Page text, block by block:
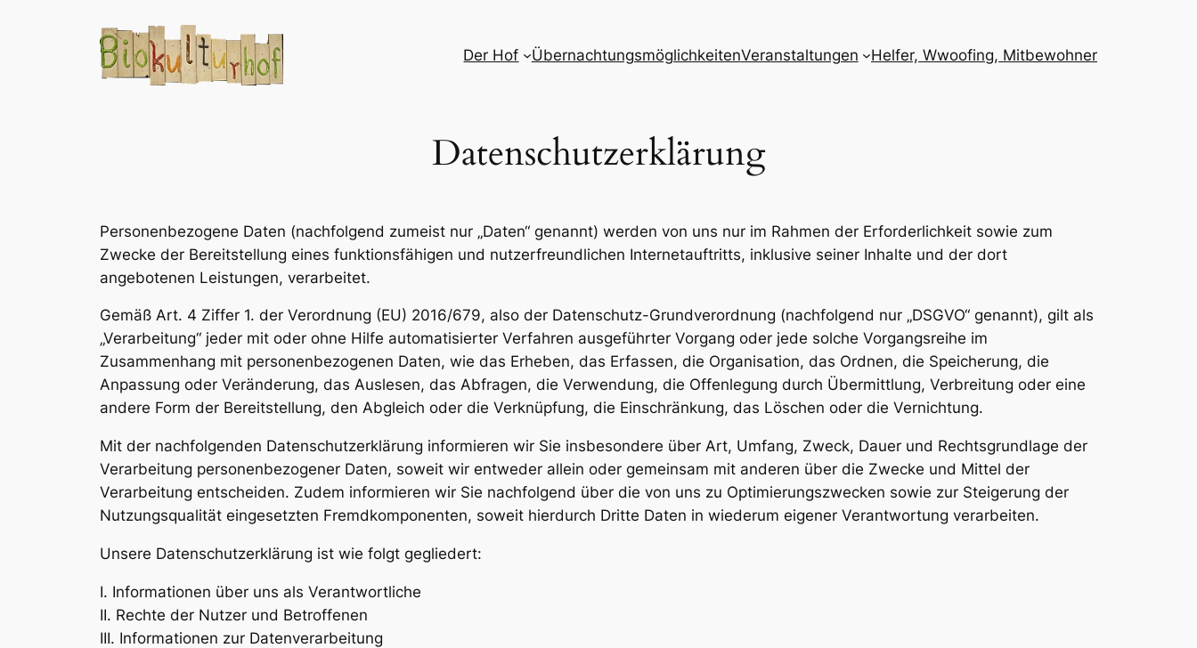
Der Hof ÜbernachtungsmöglichkeitenVeranstaltungen Helfer, Wwoofing, Mitbewohner
Datenschutzerklärung
Personenbezogene Daten (nachfolgend zumeist nur „Daten“ genannt) werden von uns nur im Rahmen der Erforderlichkeit sowie zum
Zwecke der Bereitstellung eines funktionsfähigen und nutzerfreundlichen Internetauftritts, inklusive seiner Inhalte und der dort
angebotenen Leistungen, verarbeitet.
Gemäß Art. 4 Ziffer 1. der Verordnung (EU) 2016/679, also der Datenschutz-Grundverordnung (nachfolgend nur „DSGVO“ genannt), gilt als
„Verarbeitung“ jeder mit oder ohne Hilfe automatisierter Verfahren ausgeführter Vorgang oder jede solche Vorgangsreihe im
Zusammenhang mit personenbezogenen Daten, wie das Erheben, das Erfassen, die Organisation, das Ordnen, die Speicherung, die
Anpassung oder Veränderung, das Auslesen, das Abfragen, die Verwendung, die Offenlegung durch Übermittlung, Verbreitung oder eine
andere Form der Bereitstellung, den Abgleich oder die Verknüpfung, die Einschränkung, das Löschen oder die Vernichtung.
Mit der nachfolgenden Datenschutzerklärung informieren wir Sie insbesondere über Art, Umfang, Zweck, Dauer und Rechtsgrundlage der
Verarbeitung personenbezogener Daten, soweit wir entweder allein oder gemeinsam mit anderen über die Zwecke und Mittel der
Verarbeitung entscheiden. Zudem informieren wir Sie nachfolgend über die von uns zu Optimierungszwecken sowie zur Steigerung der
Nutzungsqualität eingesetzten Fremdkomponenten, soweit hierdurch Dritte Daten in wiederum eigener Verantwortung verarbeiten.
Unsere Datenschutzerklärung ist wie folgt gegliedert:
I. Informationen über uns als Verantwortliche
II. Rechte der Nutzer und Betroffenen
III. Informationen zur Datenverarbeitung